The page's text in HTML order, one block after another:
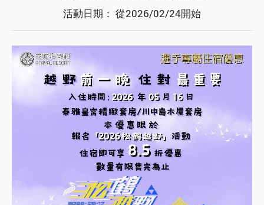
活動日期： 從2026/02/24開始